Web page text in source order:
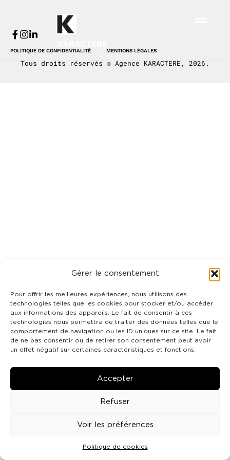
Gérer le consentement
Pour offrir les meilleures expériences, nous utilisons des
technologies telles que les cookies pour stocker et/ou accéder
aux informations des appareils. Le fait de consentir à ces
technologies nous permettra de traiter des données telles que le
comportement de navigation ou les ID uniques sur ce site. Le fait
de ne pas consentir ou de retirer son consentement peut avoir
un effet négatif sur certaines caractéristiques et fonctions.
Accepter
Refuser
Voir les préférences
Politique de cookies
Fantine
POLITIQUE DE CONFIDENTIALITÉ MENTIONS LÉGALES
Tous droits réservés © Agence KARACTERE, 2026.